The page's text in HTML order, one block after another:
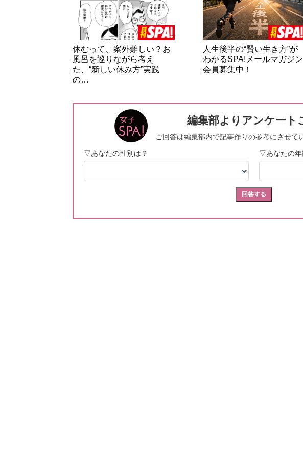
休むって、案外難しい？お
風呂を巡りながら考え
た、“新しい休み方”実践
の…
人生後半の“賢い生き方”が
わかるSPA!メールマガジン
会員募集中！